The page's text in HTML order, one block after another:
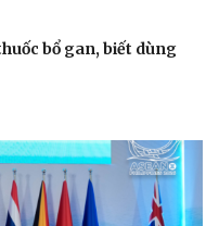
giống tâm hồn
bổ gan, biết dùng